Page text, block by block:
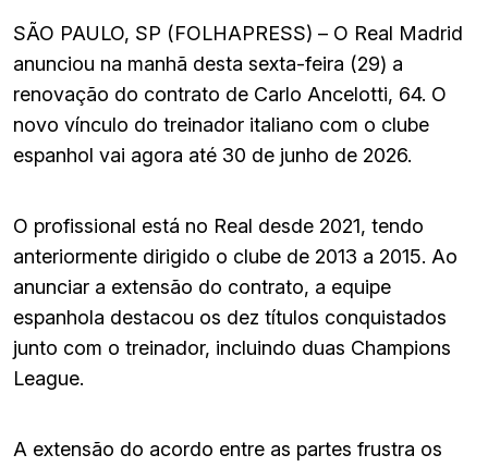
SÃO PAULO, SP (FOLHAPRESS) – O Real Madrid
anunciou na manhã desta sexta-feira (29) a
renovação do contrato de Carlo Ancelotti, 64. O
novo vínculo do treinador italiano com o clube
espanhol vai agora até 30 de junho de 2026.
O profissional está no Real desde 2021, tendo
anteriormente dirigido o clube de 2013 a 2015. Ao
anunciar a extensão do contrato, a equipe
espanhola destacou os dez títulos conquistados
junto com o treinador, incluindo duas Champions
League.
A extensão do acordo entre as partes frustra os